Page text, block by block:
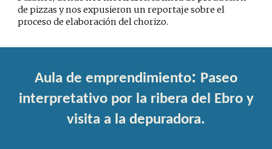
de pizzas y nos expusieron un reportaje sobre el
proceso de elaboración del chorizo.
Aula de emprendimiento: Paseo
interpretativo por la ribera del Ebro y
visita a la depuradora.